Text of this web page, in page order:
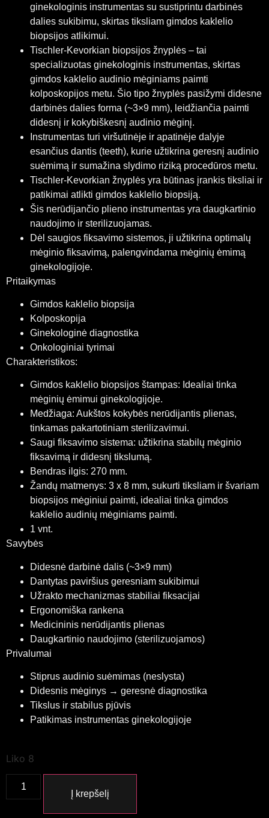
ginekologinis instrumentas su sustiprintu darbinės
dalies sukibimu, skirtas tiksliam gimdos kaklelio
biopsijos atlikimui.
Tischler-Kevorkian biopsijos žnyplės – tai
specializuotas ginekologinis instrumentas, skirtas
gimdos kaklelio audinio mėginiams paimti
kolposkopijos metu. Šio tipo žnyplės pasižymi didesne
darbinės dalies forma (~3×9 mm), leidžiančia paimti
didesnį ir kokybiškesnį audinio mėginį.
Instrumentas turi viršutinėje ir apatinėje dalyje
esančius dantis (teeth), kurie užtikrina geresnį audinio
suėmimą ir sumažina slydimo riziką procedūros metu.
Tischler-Kevorkian žnyplės yra būtinas įrankis tiksliai ir
patikimai atlikti gimdos kaklelio biopsiją.
Šis nerūdijančio plieno instrumentas yra daugkartinio
naudojimo ir sterilizuojamas.
Dėl saugios fiksavimo sistemos, ji užtikrina optimalų
mėginio fiksavimą, palengvindama mėginių ėmimą
ginekologijoje.
Pritaikymas
Gimdos kaklelio biopsija
Kolposkopija
Ginekologinė diagnostika
Onkologiniai tyrimai
Charakteristikos:
Gimdos kaklelio biopsijos štampas: Idealiai tinka
mėginių ėmimui ginekologijoje.
Medžiaga: Aukštos kokybės nerūdijantis plienas,
tinkamas pakartotiniam sterilizavimui.
Saugi fiksavimo sistema: užtikrina stabilų mėginio
fiksavimą ir didesnį tikslumą.
Bendras ilgis: 270 mm.
Žandų matmenys: 3 x 8 mm, sukurti tiksliam ir švariam
biopsijos mėginiui paimti, idealiai tinka gimdos
kaklelio audinių mėginiams paimti.
1 vnt.
Savybės
Didesnė darbinė dalis (~3×9 mm)
Dantytas paviršius geresniam sukibimui
Užrakto mechanizmas stabiliai fiksacijai
Ergonomiška rankena
Medicininis nerūdijantis plienas
Daugkartinio naudojimo (sterilizuojamos)
Privalumai
Stiprus audinio suėmimas (neslysta)
Didesnis mėginys → geresnė diagnostika
Tikslus ir stabilus pjūvis
Patikimas instrumentas ginekologijoje
Liko 8
Į krepšelį